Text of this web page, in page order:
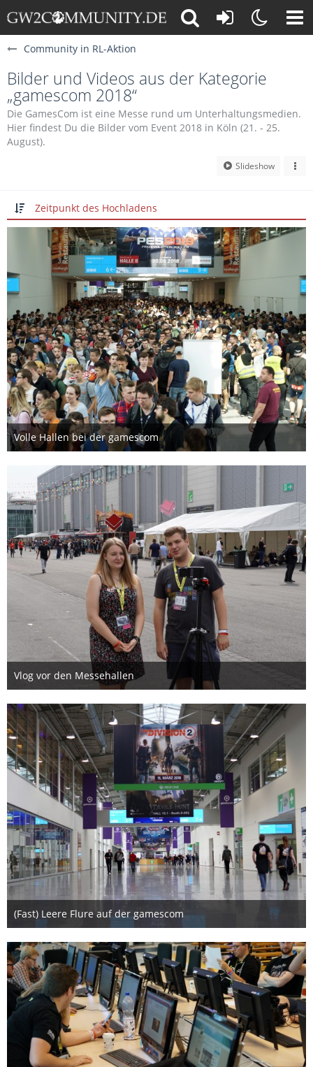
Community in RL-Aktion
Bilder und Videos aus der Kategorie
„gamescom 2018“
Die GamesCom ist eine Messe rund um Unterhaltungsmedien.
Hier findest Du die Bilder vom Event 2018 in Köln (21. - 25.
August).
Slideshow
Zeitpunkt des Hochladens
Volle Hallen bei der gamescom
15. August 2019
Vlog vor den Messehallen
15. August 2019
(Fast) Leere Flure auf der gamescom
15. August 2019